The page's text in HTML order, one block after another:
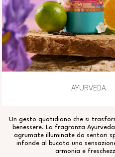
AYURVEDA
Un gesto quotidiano che si
benessere. La fragranza
agrumate illuminate da sentori
infonde al bucato una
armonia e